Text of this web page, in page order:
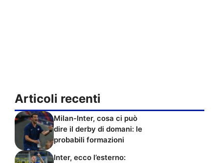
Articoli recenti
Milan-Inter, cosa ci può
dire il derby di domani: le
probabili formazioni
Inter, ecco l’esterno: